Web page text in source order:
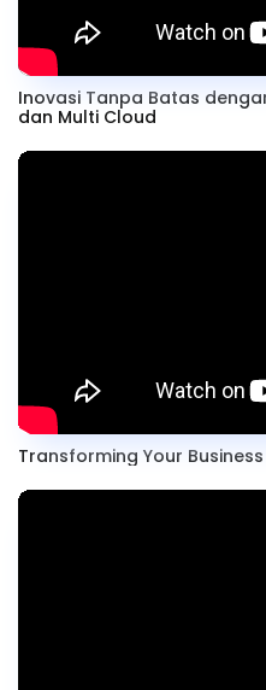
Inovasi Tanpa Batas
dan Multi Cloud
Transforming Your